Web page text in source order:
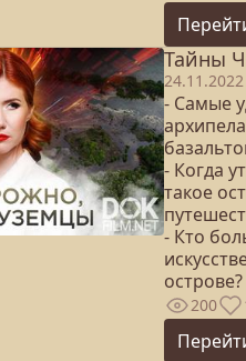
Тайны
24.11.2022
- Самые
- Когда
такое
- Кто
острове?
200